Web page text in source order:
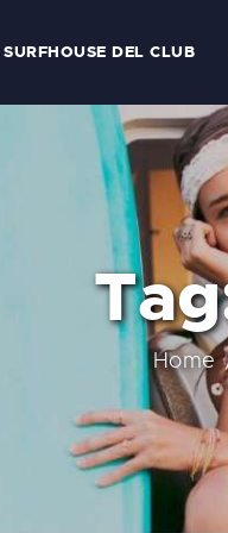
DEL CLUB
Home